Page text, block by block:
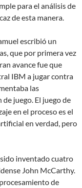
para el análisis de
de esta manera.
escribió un
que por primera vez
avance fue que
IBM a jugar contra
las
juego. El juego de
en el proceso es el
en verdad, pero
inventado cuatro
John McCarthy.
de